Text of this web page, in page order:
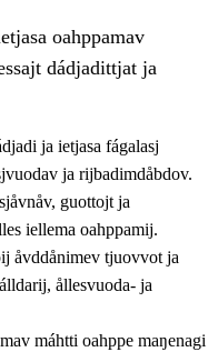
ja ávddama hárráj
oahppamav
dádjadittjat ja
ja ietjasa fágalasj
ja rijbadimdåbdov.
guottojt ja
iellema oahppamij.
åvddånimev tjuovvot ja
ållesvuoda- ja
máhtti oahppe maŋenagi